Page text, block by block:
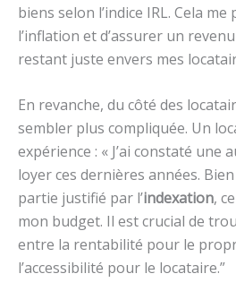
biens selon l’indice IRL. Cela
l’inflation et d’assurer un
restant juste envers mes
En revanche, du côté des
sembler plus compliquée. Un
expérience : « J’ai constaté une
loyer ces dernières années.
partie justifié par l’indexation,
mon budget. Il est crucial de
entre la rentabilité pour le
l’accessibilité pour le locataire.”